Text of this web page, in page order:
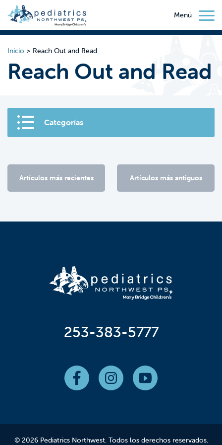
Menú
Inicio > Reach Out and Read
Reach Out and Read
Categorías
Artículos más recientes Artículos más antiguos
253-383-5777
© 2026 Pediatrics Northwest. Todos los derechos reservados.